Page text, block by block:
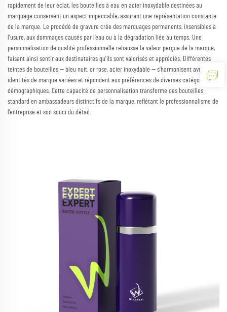
rapidement de leur éclat, les bouteilles à eau en acier inoxydable destinées au
marquage conservent un aspect impeccable, assurant une représentation constante
de la marque. Le procédé de gravure crée des marquages permanents, insensibles à
l’usure, aux dommages causés par l’eau ou à la dégradation liée au temps. Une
personnalisation de qualité professionnelle rehausse la valeur perçue de la marque,
faisant ainsi sentir aux destinataires qu’ils sont valorisés et appréciés. Différentes
teintes de bouteilles — bleu nuit, or rose, acier inoxydable — s’harmonisent avec des
identités de marque variées et répondent aux préférences de diverses catégories
démographiques. Cette capacité de personnalisation transforme des bouteilles
standard en ambassadeurs distinctifs de la marque, reflétant le professionnalisme de
l’entreprise et son souci du détail.